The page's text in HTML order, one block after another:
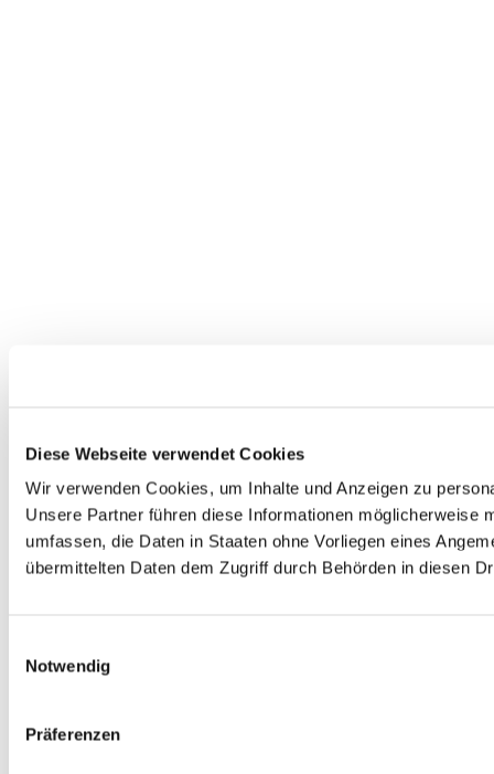
Diese Webseite verwendet Cookies
Wir verwenden Cookies, um Inhalte und Anzeigen zu
Unsere Partner führen diese Informationen möglicherweise
umfassen, die Daten in Staaten ohne Vorliegen eines
übermittelten Daten dem Zugriff durch Behörden in diesen
Notwendig
Präferenzen